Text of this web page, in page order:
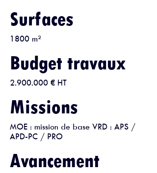
Surfaces
1800 m²
Budget travaux
2.900.000 € HT
Missions
MOE : mission de base VRD : APS /
APD-PC / PRO
Avancement